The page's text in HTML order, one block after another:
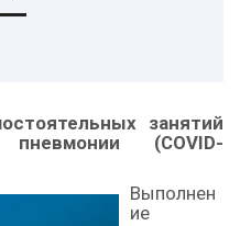
занятий
(COVID-
Выполнен
ие